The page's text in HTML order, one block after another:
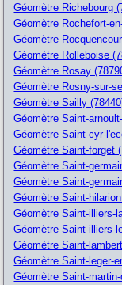
Géomètre Richebourg
Géomètre Rochefort-
Géomètre
Géomètre Rolleboise
Géomètre Rosay
Géomètre Rosny-sur-
Géomètre Sailly
Géomètre Saint-
Géomètre Saint-cyr-
Géomètre Saint-forget
Géomètre Saint-
Géomètre Saint-
Géomètre Saint-
Géomètre Saint-illiers-
Géomètre Saint-illiers-
Géomètre Saint-
Géomètre Saint-leger-
Géomètre Saint-